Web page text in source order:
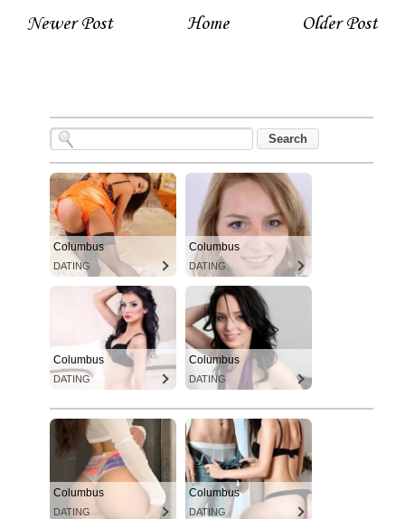
Newer Post Older Post
Home
Columbus
DATING
Columbus
DATING
Columbus
DATING
Columbus
DATING
Columbus
DATING
Columbus
DATING